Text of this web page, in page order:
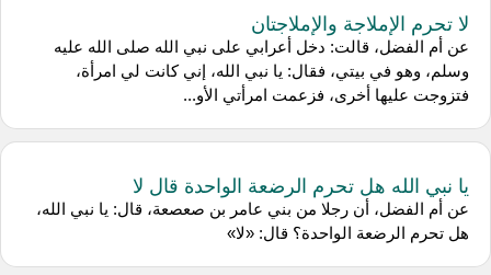
لا تحرم الإملاجة والإملاجتان
عن أم الفضل، قالت: دخل أعرابي على نبي الله صلى الله عليه
وسلم، وهو في بيتي، فقال: يا نبي الله، إني كانت لي امرأة،
فتزوجت عليها أخرى، فزعمت امرأتي الأو...
يا نبي الله هل تحرم الرضعة الواحدة قال لا
عن أم الفضل، أن رجلا من بني عامر بن صعصعة، قال: يا نبي الله،
هل تحرم الرضعة الواحدة؟ قال: «لا»